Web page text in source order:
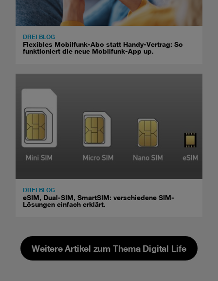
DREI BLOG
Flexibles Mobilfunk-Abo statt Handy-Vertrag: So
funktioniert die neue Mobilfunk-App up.
DREI BLOG
eSIM, Dual-SIM, SmartSIM: verschiedene SIM-
Lösungen einfach erklärt.
Weitere Artikel zum Thema Digital Life